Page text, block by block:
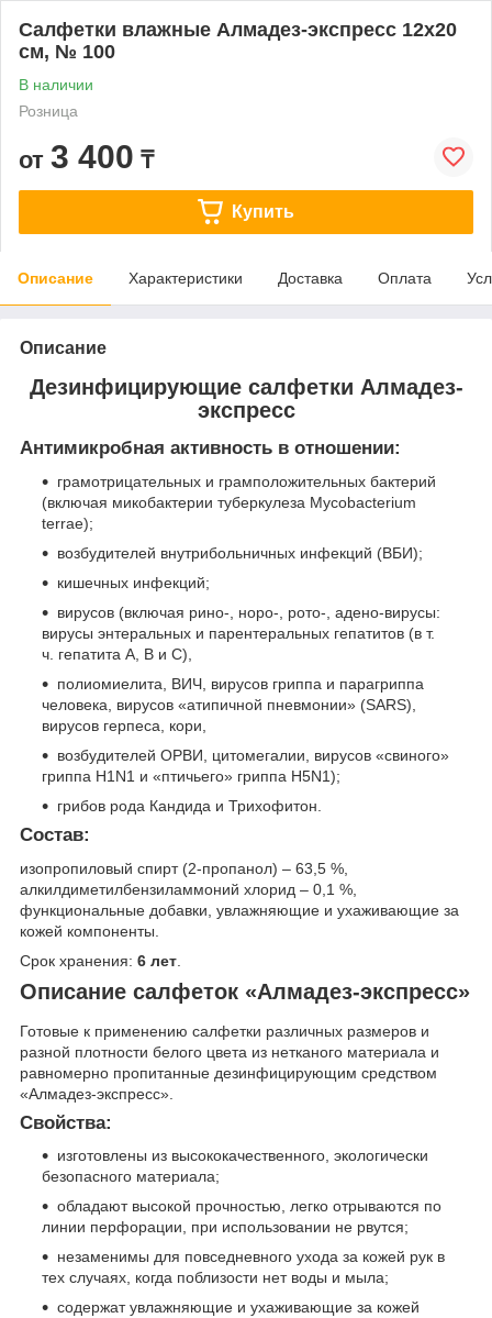
Салфетки влажные Алмадез-экспресс 12х20
см, № 100
В наличии
Розница
от 3 400 ₸
Купить
Описание Характеристики Доставка Оплата
Описание
Дезинфицирующие салфетки Алмадез-
экспресс
Антимикробная активность в отношении:
грамотрицательных и грамположительных бактерий
(включая микобактерии туберкулеза Mycobacterium
terrae);
возбудителей внутрибольничных инфекций (ВБИ);
кишечных инфекций;
вирусов (включая рино-, норо-, рото-, адено-вирусы:
вирусы энтеральных и парентеральных гепатитов (в т.
ч. гепатита А, В и С),
полиомиелита, ВИЧ, вирусов гриппа и парагриппа
человека, вирусов «атипичной пневмонии» (SARS),
вирусов герпеса, кори,
возбудителей ОРВИ, цитомегалии, вирусов «свиного»
гриппа H1N1 и «птичьего» гриппа H5N1);
грибов рода Кандида и Трихофитон.
Состав:
изопропиловый спирт (2-пропанол) – 63,5 %,
алкилдиметилбензиламмоний хлорид – 0,1 %,
функциональные добавки, увлажняющие и ухаживающие за
кожей компоненты.
Срок хранения: 6 лет
Описание салфеток «Алмадез-экспресс»
Готовые к применению салфетки различных размеров и
разной плотности белого цвета из нетканого материала и
равномерно пропитанные дезинфицирующим средством
«Алмадез-экспресс».
Свойства:
изготовлены из высококачественного, экологически
безопасного материала;
обладают высокой прочностью, легко отрываются по
линии перфорации, при использовании не рвутся;
незаменимы для повседневного ухода за кожей рук в
тех случаях, когда поблизости нет воды и мыла;
содержат увлажняющие и ухаживающие за кожей